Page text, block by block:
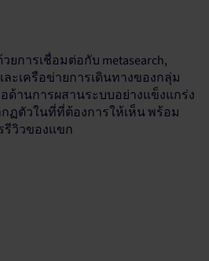
การเชื่อมต่อกับ metasearch,
ะเครือข่ายการเดินทางของกลุ่ม
ด้านการผสานระบบอย่างแข็งแกร่ง
ฏตัวในที่ที่ต้องการให้เห็น พร้อม
วิวของแขก